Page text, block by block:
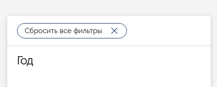
Сбросить все фильтры
Год